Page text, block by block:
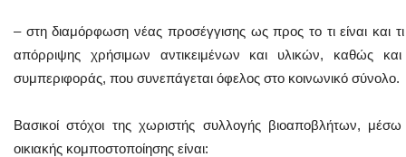
– στη διαμόρφωση νέας προσέγγισης ως προς το τι είναι και
απόρριψης χρήσιμων αντικειμένων και υλικών, καθώς
συμπεριφοράς, που συνεπάγεται όφελος στο κοινωνικό σύνολο.
Βασικοί στόχοι της χωριστής συλλογής βιοαποβλήτων,
οικιακής κομποστοποίησης είναι: